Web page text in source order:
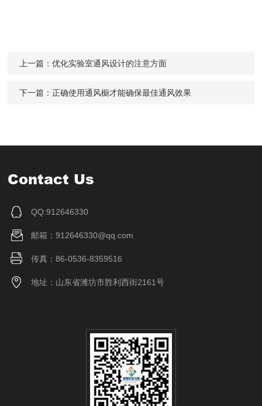
上一篇：优化实验室通风设计的注意方面
下一篇：正确使用通风橱才能确保最佳通风效果
Contact Us
QQ:912646330
邮箱：912646330@qq.com
传真：86-0536-8359516
地址：山东省潍坊市胜利西街2161号